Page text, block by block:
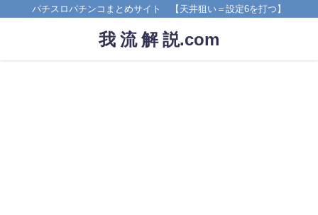
パチスロパチンコまとめサイト 【天井狙い＝設定6を打つ】
我 流 解 説.com